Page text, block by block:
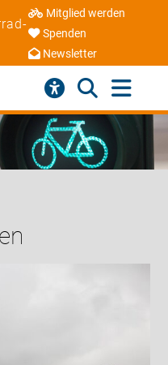
Mitglied werden
Spenden
Newsletter